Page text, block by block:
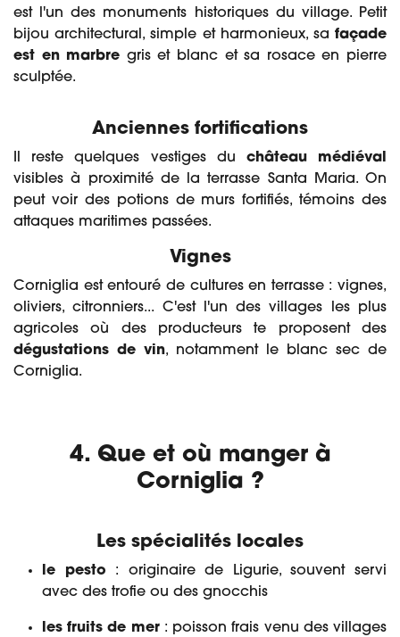
est l'un des monuments historiques du village. Petit
bijou architectural, simple et harmonieux, sa façade
est en marbre gris et blanc et sa rosace en pierre
sculptée.
Anciennes fortifications
Il reste quelques vestiges du château médiéval
visibles à proximité de la terrasse Santa Maria. On
peut voir des potions de murs fortifiés, témoins des
attaques maritimes passées.
Vignes
Corniglia est entouré de cultures en terrasse : vignes,
oliviers, citronniers... C'est l'un des villages les plus
agricoles où des producteurs te proposent des
dégustations de vin, notamment le blanc sec de
Corniglia.
4. Que et où manger à
Corniglia ?
Les spécialités locales
le pesto : originaire de Ligurie, souvent servi
avec des trofie ou des gnocchis
les fruits de mer: poisson frais venu des villages